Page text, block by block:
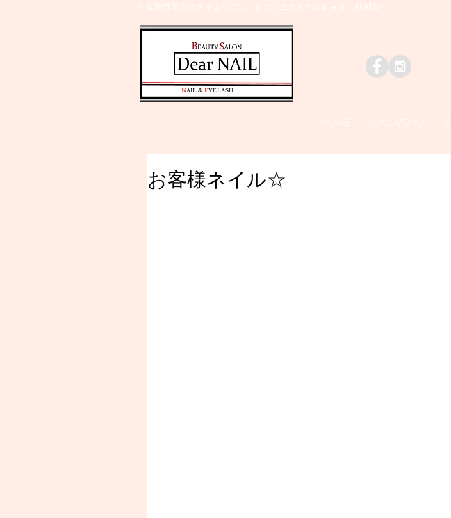
千葉県野田市のネイルサロン、まつげエクステはＤｅａｒＮAILへ
​NAIL & EYELASH
お客様ネイル☆